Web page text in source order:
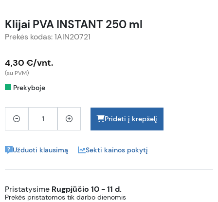
Klijai PVA INSTANT 250 ml
Prekės kodas: 1AIN20721
4,30 €/vnt.
(su PVM)
Prekyboje
Pridėti į krepšelį
Užduoti klausimą Sekti kainos pokytį
Pristatysime Rugpjūčio 10 - 11 d.
Prekės pristatomos tik darbo dienomis